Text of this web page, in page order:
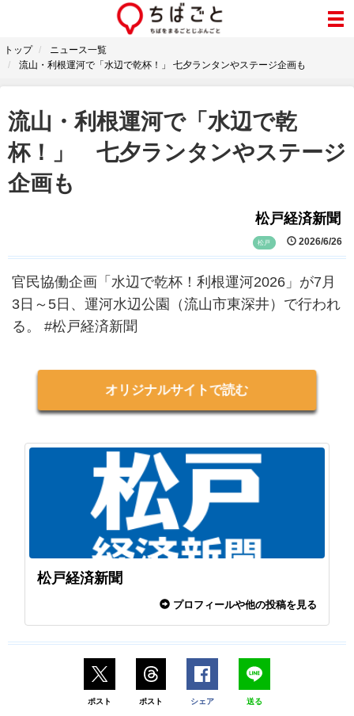
トップ
ニュース一覧
流山・利根運河で「水辺で乾杯！」 七夕ランタンやステージ企画も
流山・利根運河で「水辺で乾
杯！」 七夕ランタンやステージ
企画も
松戸経済新聞
松戸 2026/6/26
官民協働企画「水辺で乾杯！利根運河2026」が7月
3日～5日、運河水辺公園（流山市東深井）で行われ
る。 #松戸経済新聞
オリジナルサイトで読む
松戸経済新聞
プロフィールや他の投稿を見る
ポスト ポスト シェア 送る